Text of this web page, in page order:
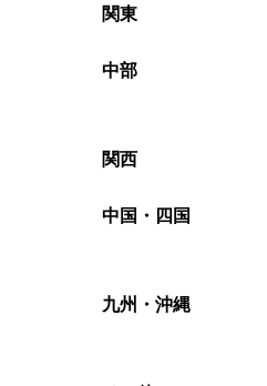
関東
中部
関西
中国・四国
九州・沖縄